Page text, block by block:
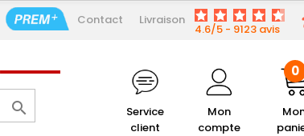
Contact Livraison
4.6/5 - 9123 avis

Service
client
Mon
compte
0
Cuillère de Service Noire